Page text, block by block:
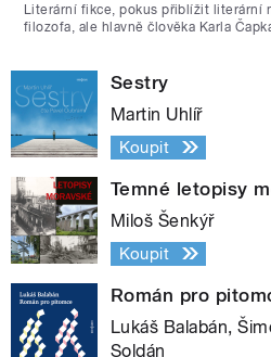
Literární fikce, pokus přiblížit literární
filozofa, ale hlavně člověka Karla
Sestry
Martin Uhlíř
Koupit
Temné letopisy
Miloš Šenkýř
Koupit
Román pro
Lukáš Balabán,
Soldán